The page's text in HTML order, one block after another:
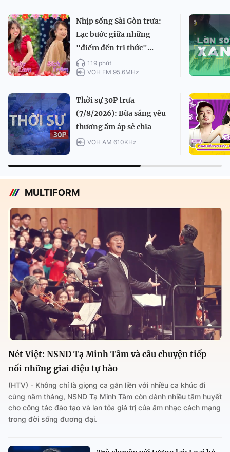
Nhịp sống Sài Gòn trưa:
Lạc bước giữa những
"điểm đến tri thức"...
119 phút
VOH FM 95.6MHz
Thời sự 30P trưa
(7/8/2026): Bữa sáng yêu
thương ấm áp sẻ chia
VOH AM 610KHz
MULTIFORM
Nét Việt: NSND Tạ Minh Tâm và câu chuyện tiếp
nối những giai điệu tự hào
(HTV) - Không chỉ là giọng ca gắn liền với nhiều ca khúc đi
cùng năm tháng, NSND Tạ Minh Tâm còn dành nhiều tâm huyết
cho công tác đào tạo và lan tỏa giá trị của âm nhạc cách mạng
trong đời sống đương đại.